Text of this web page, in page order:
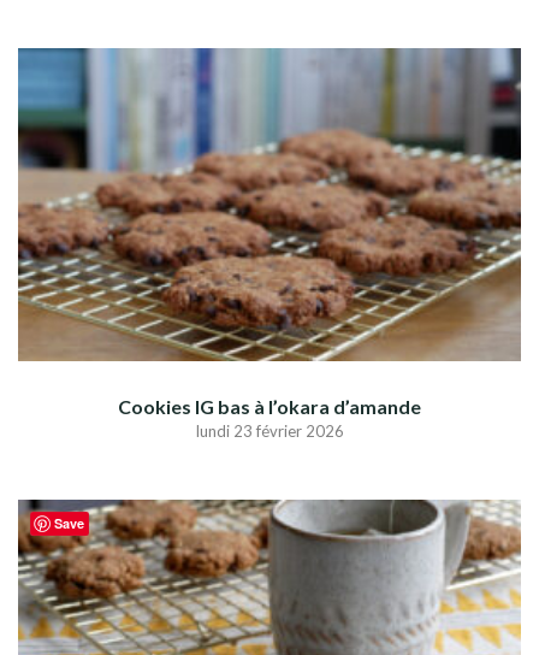
Cookies IG bas à l’okara d’amande
lundi 23 février 2026
Save